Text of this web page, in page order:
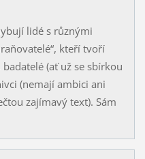
lidé s různými
kteří tvoří
(ať už se sbírkou
(nemají ambici ani
zajímavý text). Sám